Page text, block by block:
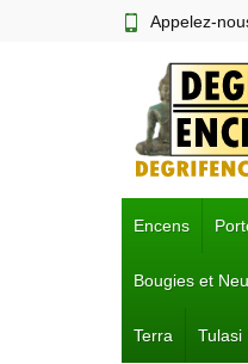
Appelez-
Encens
Bougies et
Terra Tulasi